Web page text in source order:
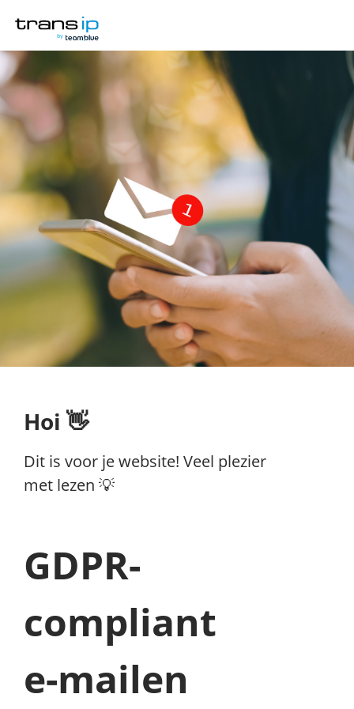
Hoi 👋
Dit is voor je website! Veel plezier
met lezen 💡
GDPR-
compliant
e-mailen